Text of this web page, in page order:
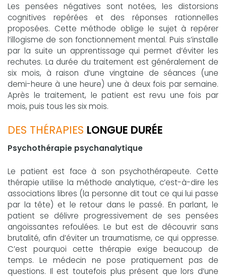
Les pensées négatives sont notées, les distorsions
cognitives repérées et des réponses rationnelles
proposées. Cette méthode oblige le sujet à repérer
l’illogisme de son fonctionnement mental. Puis s’installe
par la suite un apprentissage qui permet d’éviter les
rechutes. La durée du traitement est généralement de
six mois, à raison d’une vingtaine de séances (une
demi-heure à une heure) une à deux fois par semaine.
Après le traitement, le patient est revu une fois par
mois, puis tous les six mois.
DES THÉRAPIES LONGUE DURÉE
Psychothérapie psychanalytique
Le patient est face à son psychothérapeute. Cette
thérapie utilise la méthode analytique, c’est-à-dire les
associations libres (la personne dit tout ce qui lui passe
par la tête) et le retour dans le passé. En parlant, le
patient se délivre progressivement de ses pensées
angoissantes refoulées. Le but est de découvrir sans
brutalité, afin d’éviter un traumatisme, ce qui oppresse.
C’est pourquoi cette thérapie exige beaucoup de
temps. Le médecin ne pose pratiquement pas de
questions. Il est toutefois plus présent que lors d’une